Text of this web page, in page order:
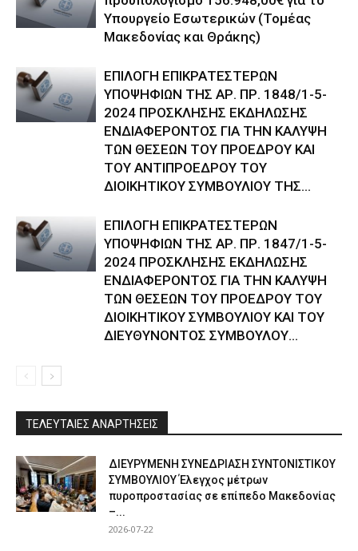
Υπουργείο Εσωτερικών (Τομέας
Μακεδονίας και Θράκης)
ΕΠΙΛΟΓΗ ΕΠΙΚΡΑΤΕΣΤΕΡΩΝ
ΥΠΟΨΗΦΙΩΝ ΤΗΣ ΑΡ. ΠΡ. 1848/1-5-
2024 ΠΡΟΣΚΛΗΣΗΣ ΕΚΔΗΛΩΣΗΣ
ΕΝΔΙΑΦΕΡΟΝΤΟΣ ΓΙΑ ΤΗΝ ΚΑΛΥΨΗ
ΤΩΝ ΘΕΣΕΩΝ ΤΟΥ ΠΡΟΕΔΡΟΥ ΚΑΙ
ΤΟΥ ΑΝΤΙΠΡΟΕΔΡΟΥ ΤΟΥ
ΔΙΟΙΚΗΤΙΚΟΥ ΣΥΜΒΟΥΛΙΟΥ ΤΗΣ...
ΕΠΙΛΟΓΗ ΕΠΙΚΡΑΤΕΣΤΕΡΩΝ
ΥΠΟΨΗΦΙΩΝ ΤΗΣ ΑΡ. ΠΡ. 1847/1-5-
2024 ΠΡΟΣΚΛΗΣΗΣ ΕΚΔΗΛΩΣΗΣ
ΕΝΔΙΑΦΕΡΟΝΤΟΣ ΓΙΑ ΤΗΝ ΚΑΛΥΨΗ
ΤΩΝ ΘΕΣΕΩΝ ΤΟΥ ΠΡΟΕΔΡΟΥ ΤΟΥ
ΔΙΟΙΚΗΤΙΚΟΥ ΣΥΜΒΟΥΛΙΟΥ ΚΑΙ ΤΟΥ
ΔΙΕΥΘΥΝΟΝΤΟΣ ΣΥΜΒΟΥΛΟΥ...
ΤΕΛΕΥΤΑΙΕΣ ΑΝΑΡΤΗΣΕΙΣ
ΔΙΕΥΡΥΜΕΝΗ ΣΥΝΕΔΡΙΑΣΗ ΣΥΝΤΟΝΙΣΤΙΚΟΥ
ΣΥΜΒΟΥΛΙΟΥ Έλεγχος μέτρων
πυροπροστασίας σε επίπεδο Μακεδονίας
–...
2026-07-22